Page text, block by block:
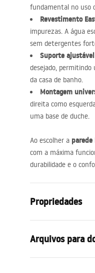
fundamental no uso
Revestimento
impurezas. A água
sem detergentes
Suporte
desejado, permitindo
da casa de banho.
Montagem
direita como
uma base de duche.
Ao escolher a parede
com a máxima
durabilidade e o
Propriedades
Cor
Tipo de cabina
Arquivos para